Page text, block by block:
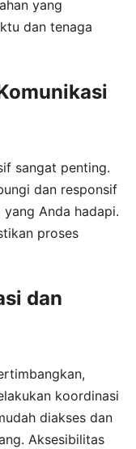
yang
dan tenaga
sangat penting.
dan responsif
Anda hadapi.
proses
dan
koordinasi
diakses dan
Aksesibilitas